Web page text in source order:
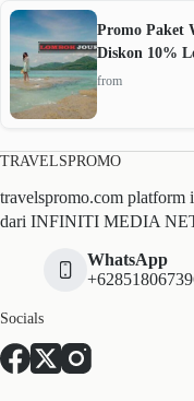
Promo Paket
Diskon 10%
from
TRAVELSPROMO
travelspromo.com platform
dari INFINITI MEDIA
WhatsApp
Socials